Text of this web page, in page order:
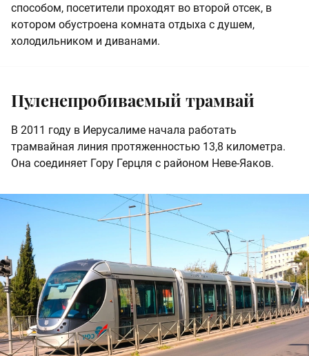
способом, посетители проходят во второй отсек, в
котором обустроена комната отдыха с душем,
холодильником и диванами.
Пуленепробиваемый трамвай
В 2011 году в Иерусалиме начала работать
трамвайная линия протяженностью 13,8 километра.
Она соединяет Гору Герцля с районом Неве-Яаков.